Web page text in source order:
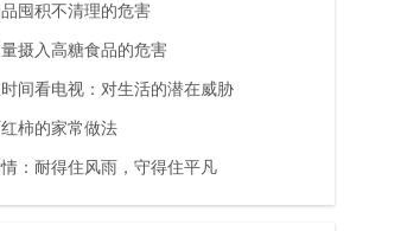
囤积不清理的危害
摄入高糖食品的危害
间看电视：对生活的潜在威胁
柿的家常做法
：耐得住风雨，守得住平凡